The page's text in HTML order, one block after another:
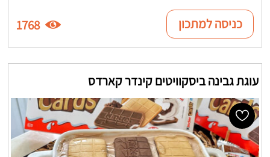
כניסה למתכון 1768
עוגת גבינה ביסקוויטים קינדר קארדס